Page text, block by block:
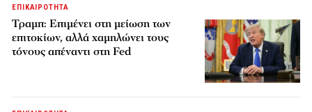
ΕΠΙΚΑΙΡΟΤΗΤΑ
Τραμπ: Επιμένει στη μείωση των
επιτοκίων, αλλά χαμηλώνει τους
τόνους απέναντι στη Fed